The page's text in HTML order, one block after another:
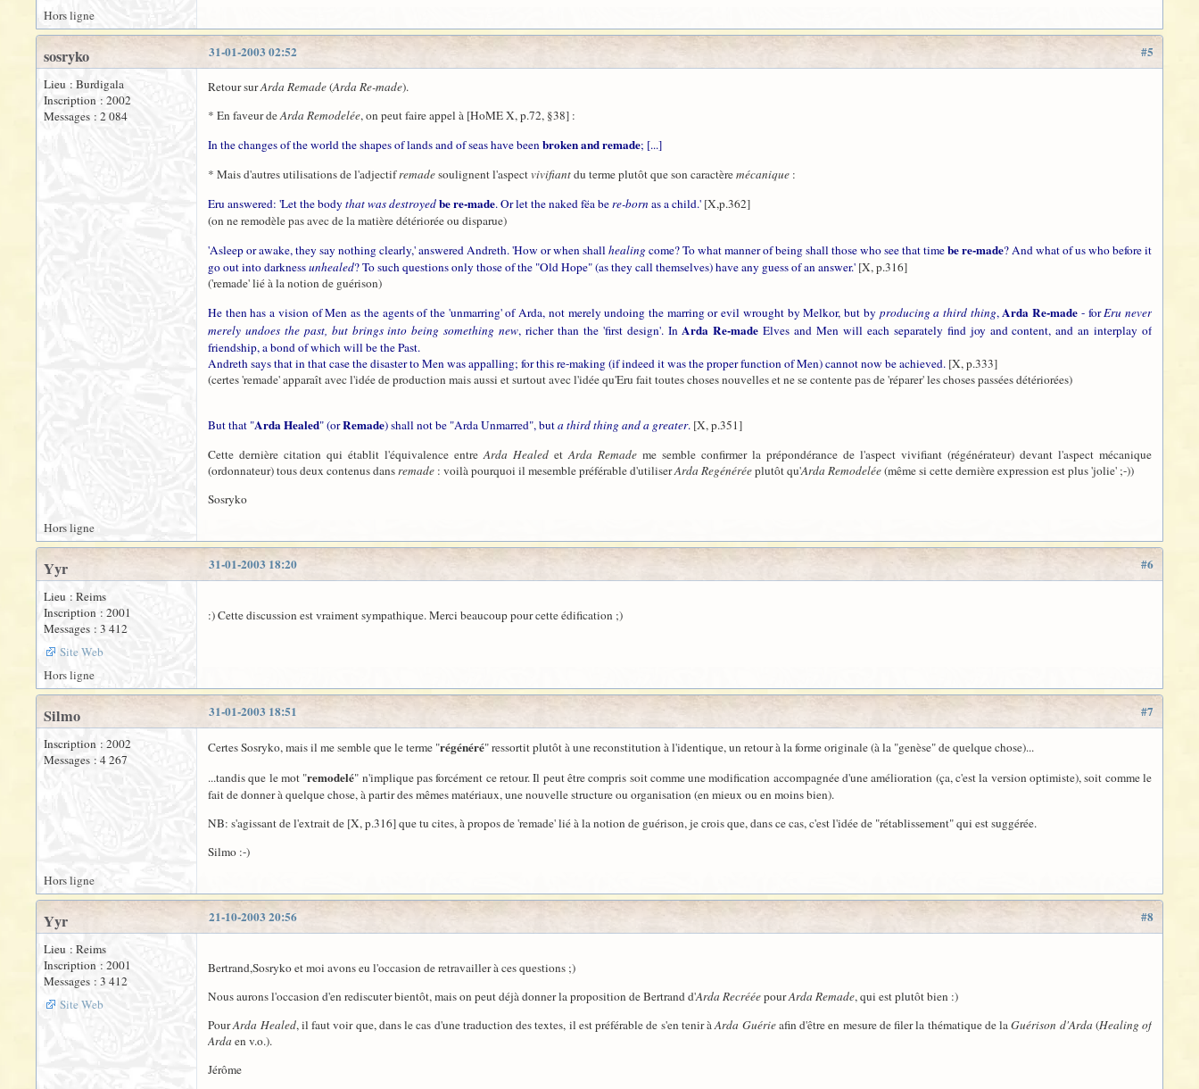
Hors ligne
#5
31-01-2003 02:52
sosryko
Lieu : Burdigala
Inscription : 2002
Messages : 2 084
Retour surArda Remade(Arda Re-made).
* En faveur deArda Remodelée, on peut faire appel à [HoME X, p.72, §38] :
In the changes of the world the shapes of lands and of seas have beenbroken and remade; [...]
* Mais d'autres utilisations de l'adjectifremadesoulignent l'aspectvivifiantdu terme plutôt que son caractèremécanique :
Eru answered: 'Let the body that was destroyedbe re-made. Or let the naked fëa bere-born as a child.' [X,p.362]
(on ne remodèle pas avec de la matière détériorée ou disparue)
'Asleep or awake, they say nothing clearly,' answered Andreth. 'How or when shallhealingcome? To what manner of being shall those who see that timebe re-made? And what of us who before it
go out into darknessunhealed? To such questions only those of the "Old Hope" (as they call themselves) have any guess of an answer.' [X, p.316]
('remade' lié à la notion de guérison)
He then has a vision of Men as the agents of the 'unmarring' of Arda, not merely undoing the marring or evil wrought by Melkor, but by producing a third thing,Arda Re-made - forEru never
merely undoes the past, but brings into being something new, richer than the 'first design'. InArda Re-made Elves and Men will each separately find joy and content, and an interplay of
friendship, a bond of which will be the Past.
Andreth says that in that case the disaster to Men was appalling; for this re-making (if indeed it was the proper function of Men) cannot now be achieved. [X, p.333]
(certes 'remade' apparaît avec l'idée de production mais aussi et surtout avec l'idée qu'Eru fait toutes choses nouvelles et ne se contente pas de 'réparer' les choses passées détériorées)
But that "Arda Healed" (orRemade) shall not be "Arda Unmarred", buta third thing and a greater. [X, p.351]
Cette dernière citation qui établit l'équivalence entreArda Healed etArda Remade me semble confirmer la prépondérance de l'aspect vivifiant (régénérateur) devant l'aspect mécanique
(ordonnateur) tous deux contenus dansremade : voilà pourquoi il mesemble préférable d'utiliserArda Regénéréeplutôt qu'Arda Remodelée(même si cette dernière expression est plus 'jolie' ;-))
Sosryko
Hors ligne
#6
31-01-2003 18:20
Yyr
Lieu : Reims
Inscription : 2001
Messages : 3 412
Site Web
:) Cette discussion est vraiment sympathique. Merci beaucoup pour cette édification ;)
Hors ligne
#7
31-01-2003 18:51
Silmo
Inscription : 2002
Messages : 4 267
Certes Sosryko, mais il me semble que le terme "régénéré" ressortit plutôt à une reconstitution à l'identique, un retour à la forme originale (à la "genèse" de quelque chose)...
...tandis que le mot "remodelé" n'implique pas forcément ce retour. Il peut être compris soit comme une modification accompagnée d'une amélioration (ça, c'est la version optimiste), soit comme le
fait de donner à quelque chose, à partir des mêmes matériaux, une nouvelle structure ou organisation (en mieux ou en moins bien).
NB: s'agissant de l'extrait de [X, p.316] que tu cites, à propos de 'remade' lié à la notion de guérison, je crois que, dans ce cas, c'est l'idée de "rétablissement" qui est suggérée.
Silmo :-)
Hors ligne
#8
21-10-2003 20:56
Yyr
Lieu : Reims
Inscription : 2001
Messages : 3 412
Site Web
Bertrand,Sosryko et moi avons eu l'occasion de retravailler à ces questions ;)
Nous aurons l'occasion d'en rediscuter bientôt, mais on peut déjà donner la proposition de Bertrand d'Arda RecrééepourArda Remade, qui est plutôt bien :)
PourArda Healed, il faut voir que, dans le cas d'une traduction des textes, il est préférable de s'en tenir àArda Guérieafin d'être en mesure de filer la thématique de laGuérison d'Arda (Healing of
Arda en v.o.).
Jérôme